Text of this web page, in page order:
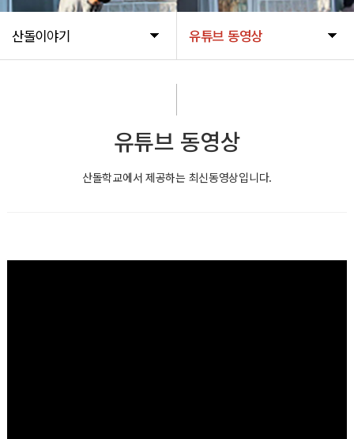
산돌이야기 유튜브 동영상
유튜브 동영상
산돌학교에서 제공하는 최신동영상입니다.